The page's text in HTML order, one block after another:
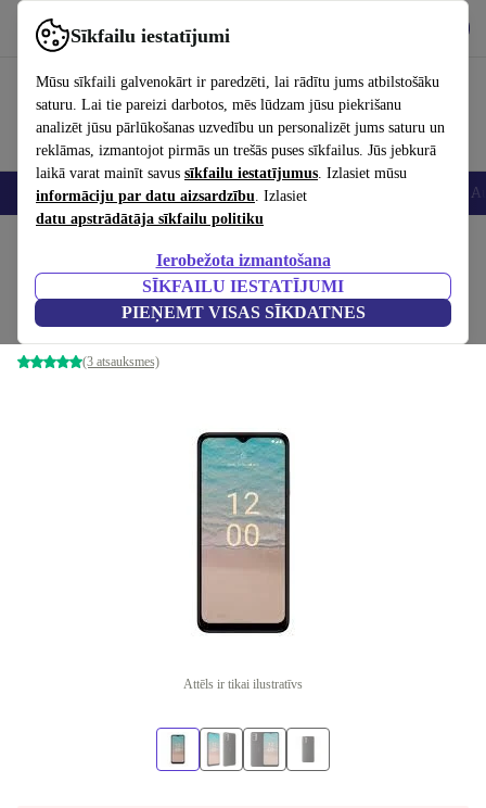
Sīkfailu iestatījumi
Mūsu sīkfaili galvenokārt ir paredzēti, lai rādītu jums atbilstošāku
saturu. Lai tie pareizi darbotos, mēs lūdzam jūsu piekrišanu
analizēt jūsu pārlūkošanas uzvedību un personalizēt jums saturu un
reklāmas, izmantojot pirmās un trešās puses sīkfailus. Jūs jebkurā
laikā varat mainīt savus sīkfailu iestatījumus. Izlasiet mūsu
informāciju par datu aizsardzību. Izlasiet
datu apstrādātāja sīkfailu politiku
Ierobežota izmantošana
SĪKFAILU IESTATĪJUMI
PIEŅEMT VISAS SĪKDATNES
Izmantojiet refurbed ātri un viegli
Viedtālruņi Portatīvie datori Planšetes Viedpulksteņi
Nokia G22
4 GB | 128 GB | Meteor Grey
(3 atsauksmes)
Attēls ir tikai ilustratīvs